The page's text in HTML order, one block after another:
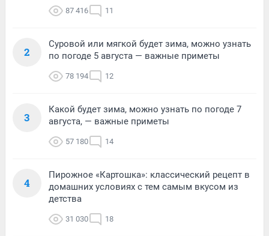
87 416 11
2
Суровой или мягкой будет зима, можно узнать
по погоде 5 августа — важные приметы
78 194 12
3
Какой будет зима, можно узнать по погоде 7
августа, — важные приметы
57 180 14
4
Пирожное «Картошка»: классический рецепт в
домашних условиях с тем самым вкусом из
детства
31 030 18